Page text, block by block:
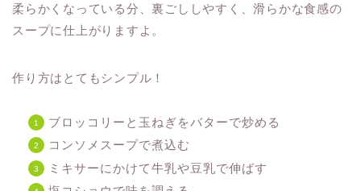
柔らかくなっている分、裏ごししやすく、滑らかな食感の
スープに仕上がりますよ。
作り方はとてもシンプル！
ブロッコリーと玉ねぎをバターで炒める
コンソメスープで煮込む
ミキサーにかけて牛乳や豆乳で伸ばす